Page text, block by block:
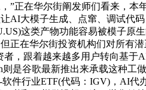
”正在华尔街阐发师们看来，本
AI大模子生成、点窜、调试代码
这类产物功能容易被模子
正在华尔街投资机构们对所有
者，跟着越来越多用户转向基
是谷歌最新推出来承载这种工
软件行业ETF(代码：IGV)，AI